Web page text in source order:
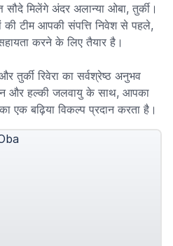
सौदे मिलेंगे अंदर अलान्या ओबा, तुर्की।
की टीम आपकी संपत्ति निवेश से पहले,
करने के लिए तैयार है।
तुर्की रिवेरा का सर्वश्रेष्ठ अनुभव
और हल्की जलवायु के साथ, आपका
का एक बढ़िया विकल्प प्रदान करता है।